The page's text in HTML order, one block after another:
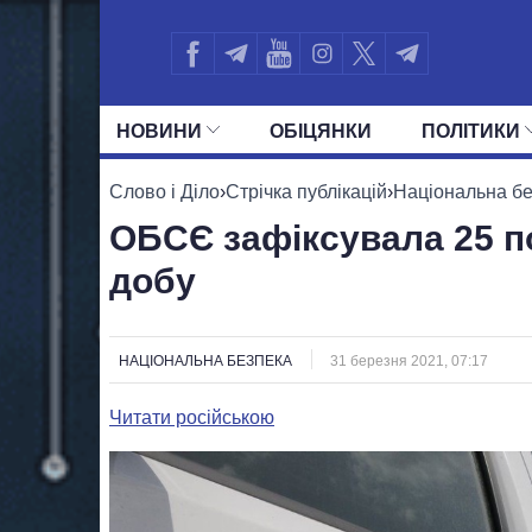
НОВИНИ ОБIЦЯНКИ ПОЛIТИКИ
УСІ ПОЛІТИКИ ПРЕЗИДЕНТ І
Слово і Діло›Стрічка публікацій›Національна
ОБСЄ зафіксувала 25
добу
НАЦІОНАЛЬНА БЕЗПЕКА 31 березня 2021, 07:17
Читати російською